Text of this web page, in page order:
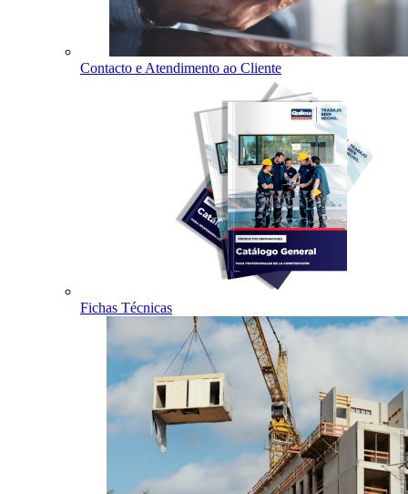
Contacto e Atendimento ao Cliente
Fichas Técnicas